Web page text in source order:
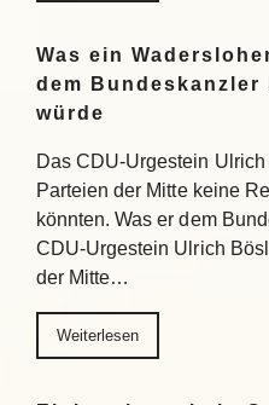
Was ein
dem Bundeskanzler
würde
Das CDU-Urgestein
Parteien der Mitte keine
könnten. Was er dem
CDU-Urgestein Ulrich
der Mitte…
Weiterlesen